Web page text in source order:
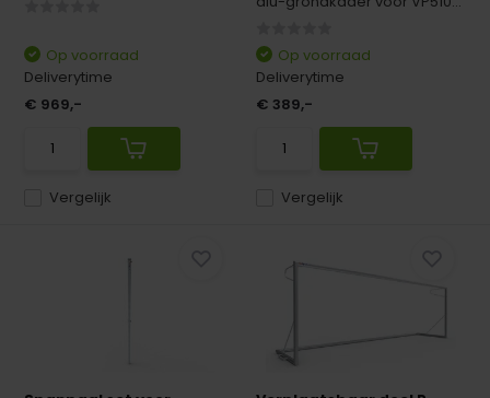
Vergelijk
Op voorraad
Deliverytime
€ 969,-
Vergelijk
Op voorraad
Deliverytime
€ 389,-